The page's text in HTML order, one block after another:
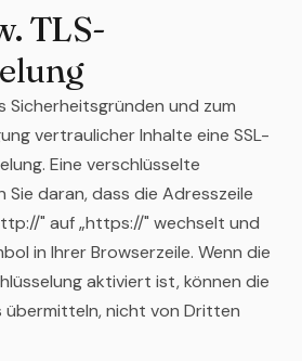
TLS-
Sicherheitsgründen und zum
vertraulicher Inhalte eine SSL-
Eine verschlüsselte
Sie daran, dass die Adresszeile
" auf „https://" wechselt und
in Ihrer Browserzeile. Wenn die
aktiviert ist, können die
übermitteln, nicht von Dritten